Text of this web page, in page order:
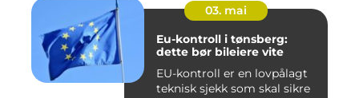
03. mai
Eu-kontroll i tønsberg:
dette bør bileiere vite
EU-kontroll er en lovpålagt
teknisk sjekk som skal sikre